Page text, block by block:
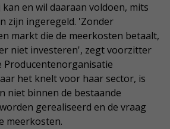
en wil daaraan voldoen, mits
zijn ingeregeld. 'Zonder
markt die de meerkosten betaalt,
niet investeren', zegt voorzitter
Producentenorganisatie
het knelt voor haar sector, is
niet binnen de bestaande
gerealiseerd en de vraag
meerkosten.